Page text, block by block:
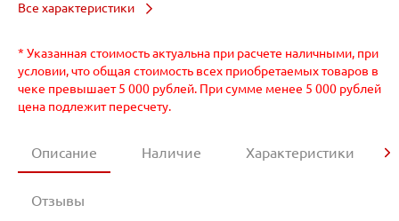
Все характеристики
* Указанная стоимость актуальна при расчете наличными, при
условии, что общая стоимость всех приобретаемых товаров в
чеке превышает 5 000 рублей. При сумме менее 5 000 рублей
цена подлежит пересчету.
Описание Наличие Характеристики
Отзывы